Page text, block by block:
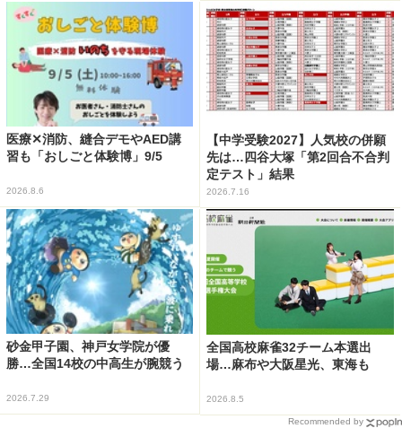
医療✕消防、縫合デモやAED講
習も「おしごと体験博」9/5
2026.8.6
【中学受験2027】人気校の併願
先は…四谷大塚「第2回合不合判
定テスト」結果
2026.7.16
砂金甲子園、神戸女学院が優
勝…全国14校の中高生が腕競う
2026.7.29
全国高校麻雀32チーム本選出
場…麻布や大阪星光、東海も
2026.8.5
Recommended by